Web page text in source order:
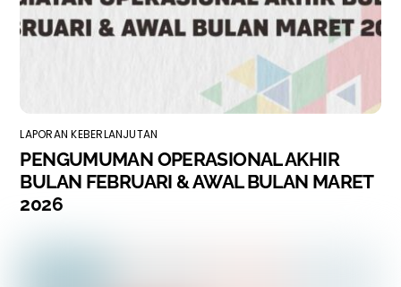
LAPORAN KEBERLANJUTAN
PENGUMUMAN OPERASIONAL AKHIR
BULAN FEBRUARI & AWAL BULAN MARET
2026